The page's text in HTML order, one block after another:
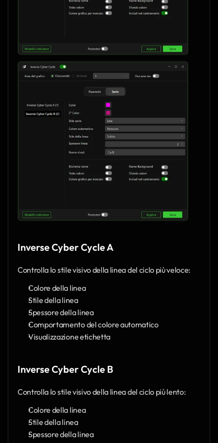
Inverse Cyber Cycle A
Controlla lo stile visivo della linea del ciclo più veloce:
Colore della linea
Stile della linea
Spessore della linea
Comportamento del colore automatico
Visualizzazione etichetta
Inverse Cyber Cycle B
Controlla lo stile visivo della linea del ciclo più lento:
Colore della linea
Stile della linea
Spessore della linea